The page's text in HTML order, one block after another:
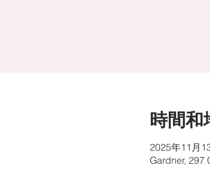
時間和
2025年11月
Gardner, 297